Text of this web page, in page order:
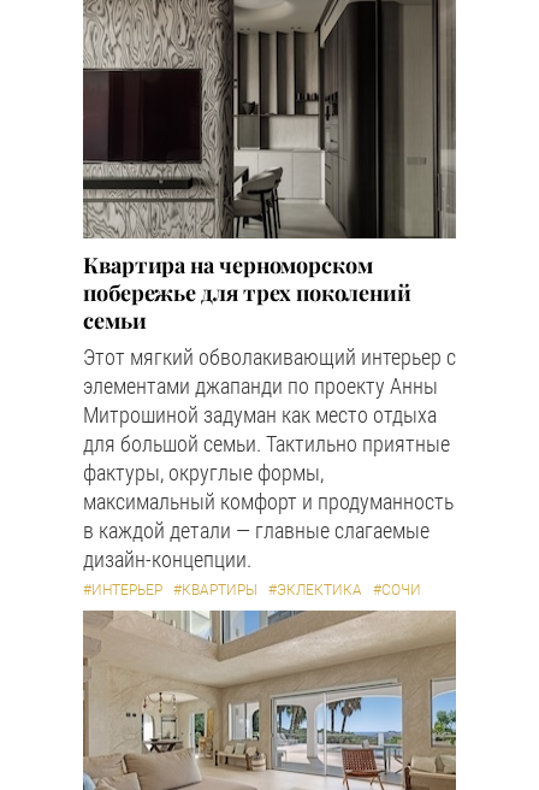
Квартира на черноморском
побережье для трех поколений
семьи
Этот мягкий обволакивающий интерьер с
элементами джапанди по проекту Анны
Митрошиной задуман как место отдыха
для большой семьи. Тактильно приятные
фактуры, округлые формы,
максимальный комфорт и продуманность
в каждой детали — главные слагаемые
дизайн-концепции.
#ИНТЕРЬЕР #КВАРТИРЫ #ЭКЛЕКТИКА #СОЧИ